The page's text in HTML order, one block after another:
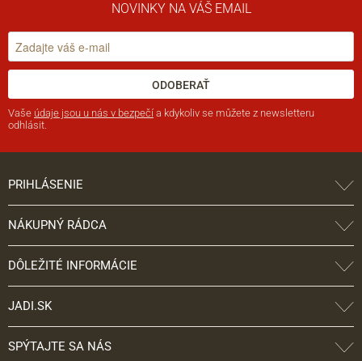
NOVINKY NA VÁŠ EMAIL
ODOBERAŤ
Vaše údaje jsou u nás v bezpečí a kdykoliv se můžete z newsletteru
odhlásit.
PRIHLÁSENIE
NÁKUPNÝ RÁDCA
DÔLEŽITÉ INFORMÁCIE
JADI.SK
SPÝTAJTE SA NÁS